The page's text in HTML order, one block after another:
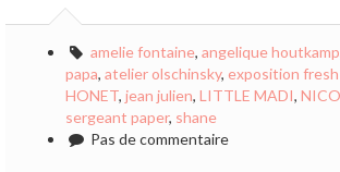
amelie fontaine, angelique houtkamp
papa, atelier olschinsky, exposition
HONET, jean julien, LITTLE MADI,
sergeant paper, shane
Pas de commentaire